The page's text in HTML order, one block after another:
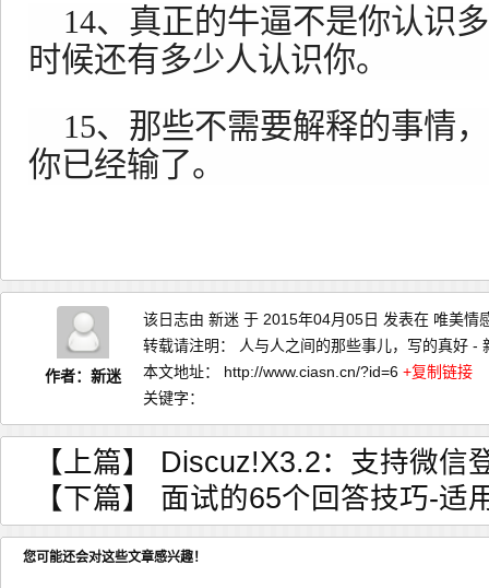
14、真正的牛逼不是你认识
时候还有多少人认识你。
15、那些不需要解释的事情
你已经输了。
作者：新迷
该日志由 新迷 于 2015年04月05日 发表在 唯美情
转载请注明：
人与人之间的那些事儿，写的真好 -
本文地址： http://www.ciasn.cn/?id=6 +复制链接
关键字：
【上篇】 Discuz!X3.2：支持微信
【下篇】 面试的65个回答技巧-适
您可能还会对这些文章感兴趣！